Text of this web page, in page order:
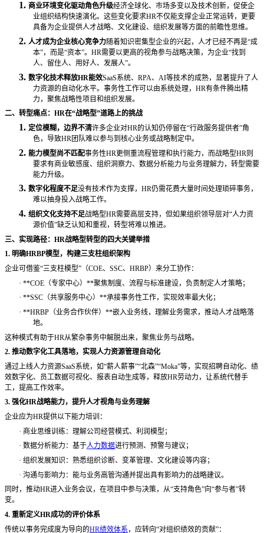
1. 商业环境变化驱动角色升级经济全球化、市场多变以及技术创新，促使企
业组织结构快速演化。这些变化要求HR不仅能支撑企业正常运转，更要
具备为企业提供人才战略、文化建设、组织发展等方面的前瞻性思维。
2. 人才成为企业核心竞争力随着知识密集型企业的兴起，人才已经不再是“成
本”，而是“资本”。HR需要以更高的视角参与战略决策，为企业“找到
人、留住人、用好人、发展人”。
3. 数字化技术释放HR能效SaaS系统、RPA、AI等技术的成熟，显著提升了人
力资源的自动化水平。事务性工作可以由系统处理，HR有条件腾出精
力，聚焦战略性项目和组织发展。
二、转型痛点： HR在“战略型”道路上的挑战
1. 定位模糊，边界不清许多企业对HR的认知仍停留在“行政服务提供者”角
色，导致HR团队难以参与到核心业务或战略制定中。
2. 能力模型尚不匹配事务性HR更侧重流程管理和执行能力，而战略型HR则
要求有商业敏感度、组织洞察力、数据分析能力与业务理解力，转型需要
能力升级。
3. 数字化程度不足没有技术作为支撑， HR仍需花费大量时间处理琐碎事务，
难以抽身投入战略工作。
4. 组织文化支持不足战略型HR需要高层支持，但如果组织领导层对“人力资
源价值”缺乏认知和重视，转型将难以推进。
三、实现路径： HR战略型转型的四大关键举措
1. 明确HRBP模型，构建三支柱组织架构
企业可借鉴“三支柱模型”（COE、SSC、HRBP）来分工协作：
· **COE（专家中心）**聚焦制度、流程与标准建设，负责制定人才策略；
· **SSC（共享服务中心）**承接事务性工作，实现效率最大化；
· **HRBP（业务合作伙伴）**嵌入业务线，理解业务需求，推动人才战略落
地。
这种模式有助于HR从繁杂事务中解脱出来，聚焦业务与战略。
2. 推动数字化工具落地，实现人力资源管理自动化
通过上线人力资源SaaS系统，如“薪人薪事”“北森”“Moka”等，实现招聘自动化、绩
效数字化、员工数据可视化、报表自动生成等，释放HR劳动力，让系统代替手
工，提高工作效率。
3. 强化HR战略能力，提升人才视角与业务理解
企业应为HR提供以下能力培训：
· 商业思维训练：理解公司经营模式、利润模型；
· 数据分析能力：基于人力数据进行预测、预警与建议；
· 组织发展知识：熟悉组织诊断、变革管理、文化建设等内容；
· 沟通与影响力：能与业务高管沟通并提出具有影响力的战略建议。
同时，推动HR进入业务会议，在项目中参与决策，从“支持角色”向“参与者”转
变。
4. 重新定义HR成功的评价体系
传统以事务完成度为导向的HR绩效体系 ，应转向“对组织绩效的贡献”：